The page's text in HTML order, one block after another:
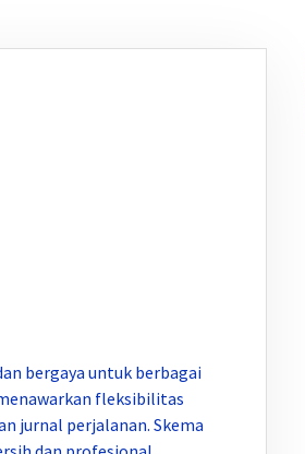
bergaya untuk berbagai
fleksibilitas
jurnal perjalanan. Skema